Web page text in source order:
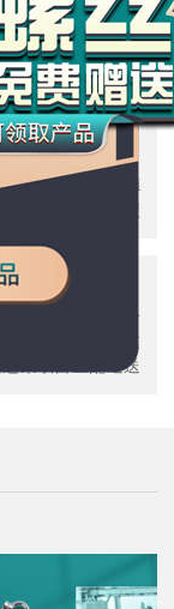
，从原材料到工
的追求
4000多规格，常
美制、英制、德
材质有不锈钢、碳
全国20多个分公
储面积，更有自建
边采取自主配送送